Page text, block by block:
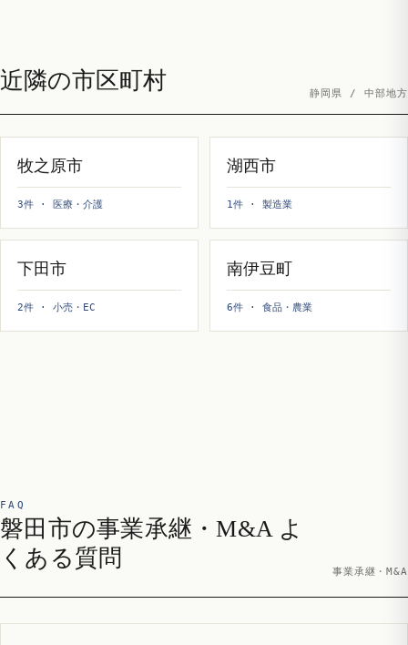
近隣の市区町村 静岡県 / 中部地方
牧之原市
3件 · 医療・介護
湖西市
1件 · 製造業
下田市
2件 · 小売・EC
南伊豆町
6件 · 食品・農業
FAQ
磐田市の事業承継・M&A よ
くある質問
事業承継・M&A